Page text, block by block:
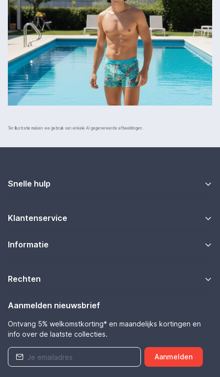
Ter illustratie maken we gebruik van enkele AI gegenereerde afbeeldingen.
Snelle hulp
Klantenservice
Informatie
Rechten
Aanmelden nieuwsbrief
Ontvang 5% welkomstkorting* en maandelijks kortingen en
info over de laatste collecties.
Aanmelden